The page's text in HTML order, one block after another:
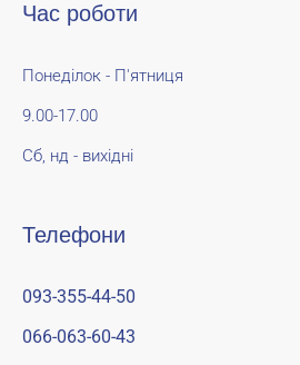
Час роботи
Понеділок - П'ятниця
9.00-17.00
Сб, нд - вихідні
Телефони
093-355-44-50
066-063-60-43